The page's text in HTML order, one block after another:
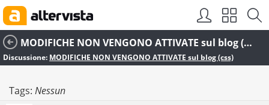
MODIFICHE NON VENGONO ATTIVATE sul blog (css)
Discussione: MODIFICHE NON VENGONO ATTIVATE sul blog (css)
Tags: Nessun